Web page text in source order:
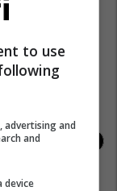
e Botës 2026
tri maskota zyrtare
to use
advertising and
and
device